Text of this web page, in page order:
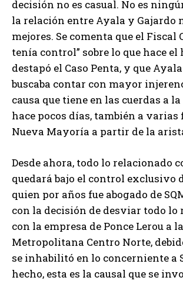
decisión no es casual. No es
la relación entre Ayala y Gajardo
mejores. Se comenta que el Fiscal
tenía control” sobre lo que hace el
destapó el Caso Penta, y que
buscaba contar con mayor
causa que tiene en las cuerdas a la
hace pocos días, también a varias
Nueva Mayoría a partir de la
Desde ahora, todo lo relacionado
quedará bajo el control exclusivo
quien por años fue abogado de
con la decisión de desviar todo lo
con la empresa de Ponce Lerou a
Metropolitana Centro Norte,
se inhabilitó en lo concerniente a
hecho, esta es la causal que se